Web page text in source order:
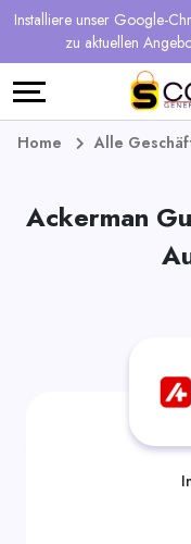
Installiere unser Google-
zu aktuellen
Regional
Shops
Online-
Shops
Geschäfte
Mehr
verdienen
Sprache
Deutsch
Home Alle
Ackerman